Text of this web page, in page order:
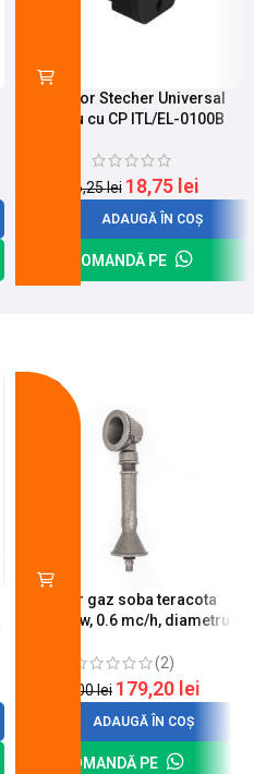
Adaptor Stecher Universal
Negru cu CP ITL/EL-0100B
26,25lei 18,75 lei
ADAUGĂ ÎN COȘ
COMANDĂ PE
Arzator gaz soba teracota
A600, 6 kw, 0.6 mc/h, diametru
(2)
200,00lei 179,20 lei
ADAUGĂ ÎN COȘ
COMANDĂ PE